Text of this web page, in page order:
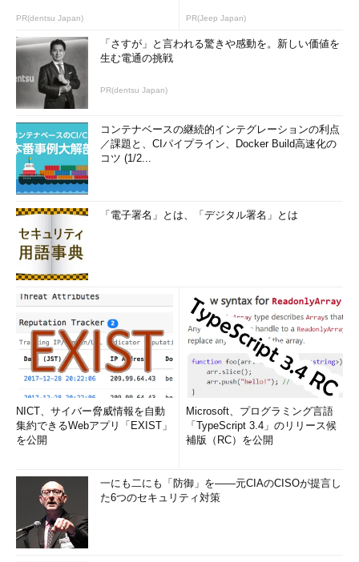
PR(dentsu Japan) PR(Jeep Japan)
「さすが」と言われる驚きや感動を。新しい価値を
生む電通の挑戦
PR(dentsu Japan)
コンテナベースの継続的インテグレーションの利点
／課題と、CIパイプライン、Docker Build高速化の
コツ (1/2...
「電子署名」とは、「デジタル署名」とは
NICT、サイバー脅威情報を自動
集約できるWebアプリ「EXIST」
を公開
Microsoft、プログラミング言語
「TypeScript 3.4」のリリース候
補版（RC）を公開
一にも二にも「防御」を――元CIAのCISOが提言し
た6つのセキュリティ対策